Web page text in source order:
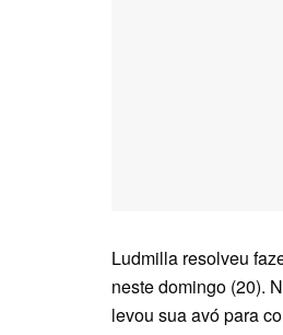
Ludmilla resolveu
neste domingo (20).
levou sua avó para